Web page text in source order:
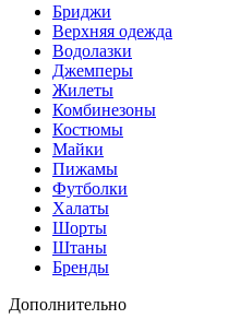
Бриджи
Верхняя одежда
Водолазки
Джемперы
Жилеты
Комбинезоны
Костюмы
Майки
Пижамы
Футболки
Халаты
Шорты
Штаны
Бренды
Дополнительно